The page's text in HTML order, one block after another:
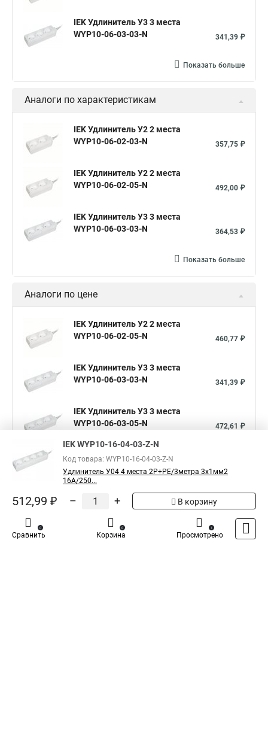
IEK Удлинитель У3 3 места
WYP10-06-03-03-N
341,39 ₽
Показать больше
Аналоги по характеристикам
IEK Удлинитель У2 2 места
WYP10-06-02-03-N
357,75 ₽
IEK Удлинитель У2 2 места
WYP10-06-02-05-N
492,00 ₽
IEK Удлинитель У3 3 места
WYP10-06-03-03-N
364,53 ₽
Показать больше
Аналоги по цене
IEK Удлинитель У2 2 места
WYP10-06-02-05-N
460,77 ₽
IEK Удлинитель У3 3 места
WYP10-06-03-03-N
341,39 ₽
IEK Удлинитель У3 3 места
WYP10-06-03-05-N
472,61 ₽
Общая оценка товара: 5 1
Iek - Специализированный магазин
IEK WYP10-16-04-03-Z-N
Код товара: WYP10-16-04-03-Z-N
Удлинитель У04 4 места 2Р+PЕ/3метра 3х1мм2
16А/250...
512,99 ₽ – + В корзину
Сравнить
0
Корзина
0
Просмотрено
1